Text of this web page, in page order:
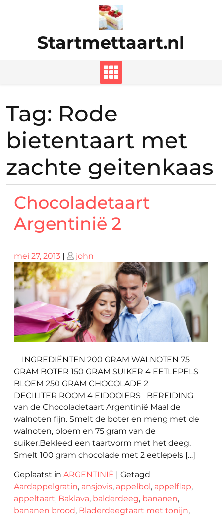
Startmettaart.nl
Tag: Rode
bietentaart met
zachte geitenkaas
Chocoladetaart
Argentinië 2
Geplaatst
op
mei 27, 2013 | Geplaatst
op
john
INGREDIËNTEN 200 GRAM WALNOTEN 75
GRAM BOTER 150 GRAM SUIKER 4 EETLEPELS
BLOEM 250 GRAM CHOCOLADE 2
DECILITER ROOM 4 EIDOOIERS BEREIDING
van de Chocoladetaart Argentinië Maal de
walnoten fijn. Smelt de boter en meng met de
walnoten, bloem en 75 gram van de
suiker.Bekleed een taartvorm met het deeg.
Smelt 100 gram chocolade met 2 eetlepels […]
Geplaatst in ARGENTINIË | Getagd
Aardappelgratin, ansjovis, appelbol , appelflap,
appeltaart, Baklava, balderdeeg, bananen,
bananen brood, Bladerdeegtaart met tonijn,